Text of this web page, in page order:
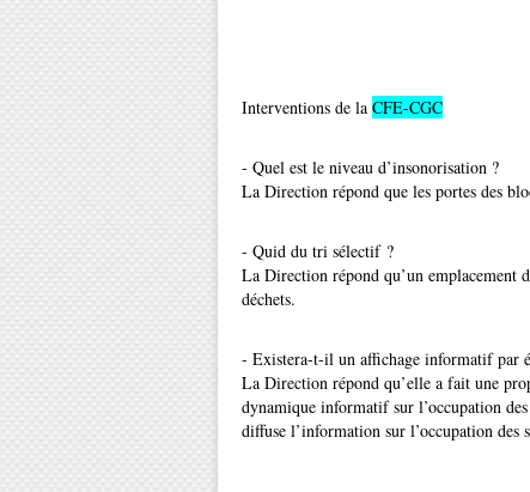
Interventions de la CFE-CGC
- Quel est le niveau d’insonorisation ?
La Direction répond que les portes des
- Quid du tri sélectif ?
La Direction répond qu’un emplacement
déchets.
- Existera-t-il un affichage informatif par
La Direction répond qu’elle a fait une
dynamique informatif sur l’occupation
diffuse l’information sur l’occupation des